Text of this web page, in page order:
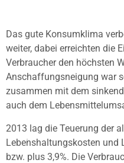
Das gute Konsumklima
weiter, dabei erreichten die
Verbraucher den höchsten
Anschaffungsneigung war
zusammen mit dem
auch dem
2013 lag die Teuerung der
Lebenshaltungskosten und
bzw. plus 3,9%. Die